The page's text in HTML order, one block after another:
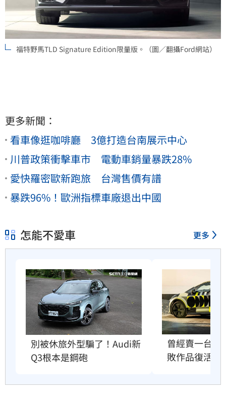
福特野馬TLD Signature Edition限量版。（圖／翻攝Ford網站）
更多新聞：
看車像逛咖啡廳 3億打造台南展示中心
川普政策衝擊車市 電動車銷量暴跌28%
愛快羅密歐新跑旅 台灣售價有譜
暴跌96%！歐洲指標車廠退出中國
怎能不愛車 更多
別被休旅外型騙了！Audi新
Q3根本是鋼砲
曾經賣一台賠
敗作品復活